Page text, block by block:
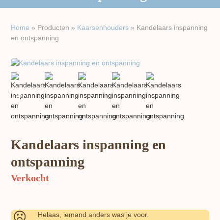
Home » Producten » Kaarsen​houders » Kandelaars inspanning
en ontspanning
previous
slide
next
slide
Kandelaars inspanning en
ontspanning
Verkocht
Helaas, iemand anders was je voor.